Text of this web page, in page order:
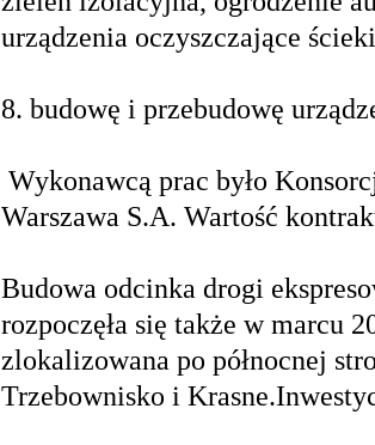
urządzenia oczyszczające
8. budowę i przebudowę
Wykonawcą prac było
Warszawa S.A. Wartość
Budowa odcinka drogi
rozpoczęła się także w marcu
zlokalizowana po północnej
Trzebownisko i